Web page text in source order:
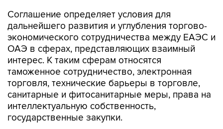
Соглашение определяет условия для
дальнейшего развития и углубления торгово-
экономического сотрудничества между ЕАЭС и
ОАЭ в сферах, представляющих взаимный
интерес. К таким сферам относятся
таможенное сотрудничество, электронная
торговля, технические барьеры в торговле,
санитарные и фитосанитарные меры, права на
интеллектуальную собственность,
государственные закупки.